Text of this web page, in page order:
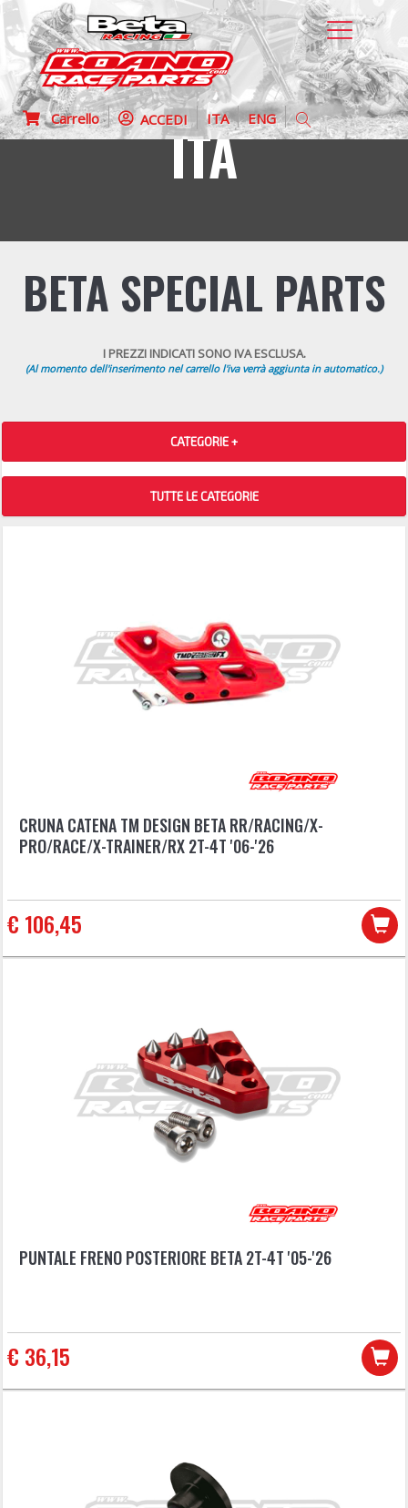
Carrello ACCEDI ITA ENG
ITA
BETA SPECIAL PARTS
I PREZZI INDICATI SONO IVA ESCLUSA.
(Al momento dell'inserimento nel carrello l'iva verrà aggiunta in automatico.)
CATEGORIE +
TUTTE LE CATEGORIE
CRUNA CATENA TM DESIGN BETA RR/RACING/X-
PRO/RACE/X-TRAINER/RX 2T-4T '06-'26
€ 106,45
PUNTALE FRENO POSTERIORE BETA 2T-4T '05-'26
€ 36,15